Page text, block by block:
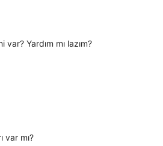
Yardım mı lazım?
var mı?